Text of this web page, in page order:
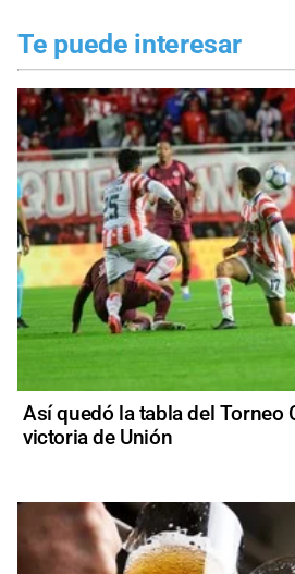
Te puede interesar
Así quedó la tabla del Torneo
victoria de Unión